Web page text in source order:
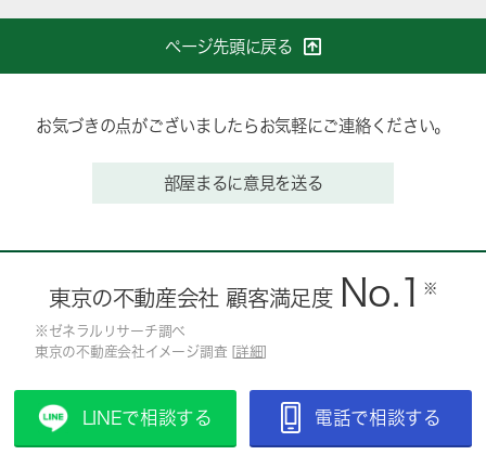
ページ先頭に戻る
お気づきの点がございましたらお気軽にご連絡ください。
部屋まるに意見を送る
東京の不動産会社 顧客満足度 No.1 ※
※ゼネラルリサーチ調べ
東京の不動産会社イメージ調査 [ 詳細
LINEで相談する 電話で相談する